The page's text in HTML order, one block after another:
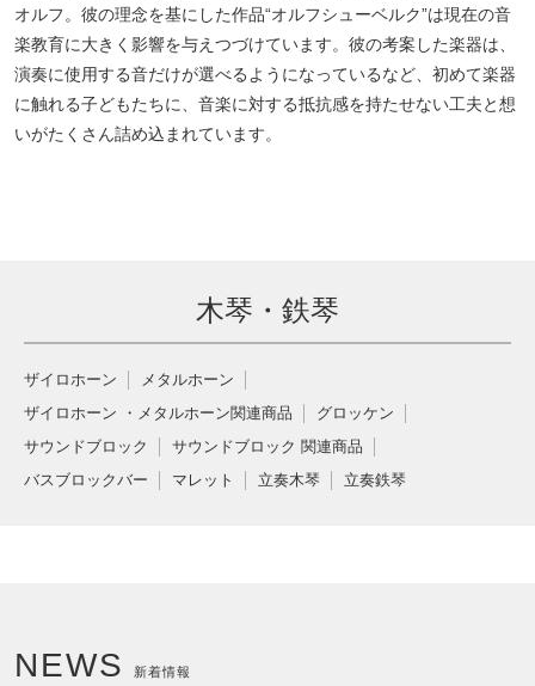
オルフ。彼の理念を基にした作品“オルフシューベルク”は現在の音
楽教育に大きく影響を与えつづけています。彼の考案した楽器は、
演奏に使用する音だけが選べるようになっているなど、初めて楽器
に触れる子どもたちに、音楽に対する抵抗感を持たせない工夫と想
いがたくさん詰め込まれています。
木琴・鉄琴
ザイロホーン
メタルホーン
ザイロホーン ・メタルホーン関連商品
グロッケン
サウンドブロック
サウンドブロック 関連商品
バスブロックバー
マレット 立奏木琴 立奏鉄琴
NEWS 新着情報